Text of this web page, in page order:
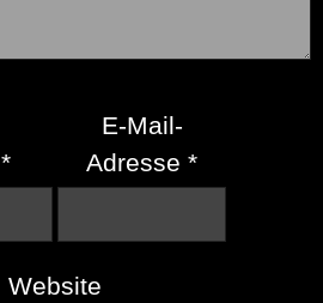
*
E-Mail-
Adresse*
Website